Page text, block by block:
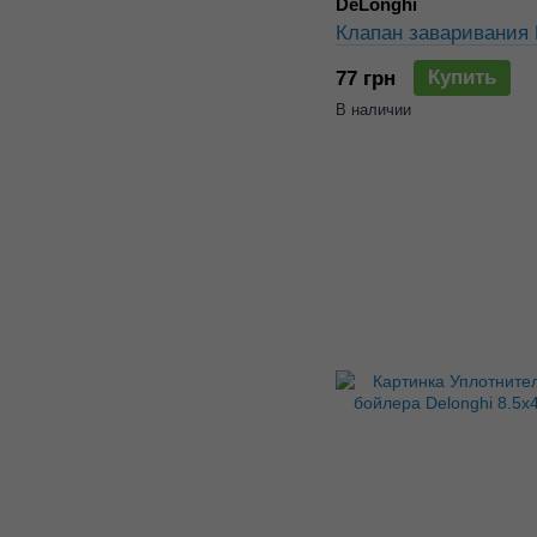
DeLonghi
Клапан заваривания
77 грн
Купить
В наличии